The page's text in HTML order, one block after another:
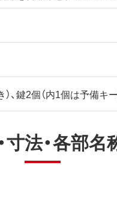
、鍵2個（内1個は予備キー
寸法・各部名